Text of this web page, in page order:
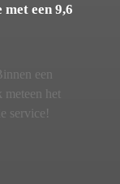
een 9,6
een
het
service!